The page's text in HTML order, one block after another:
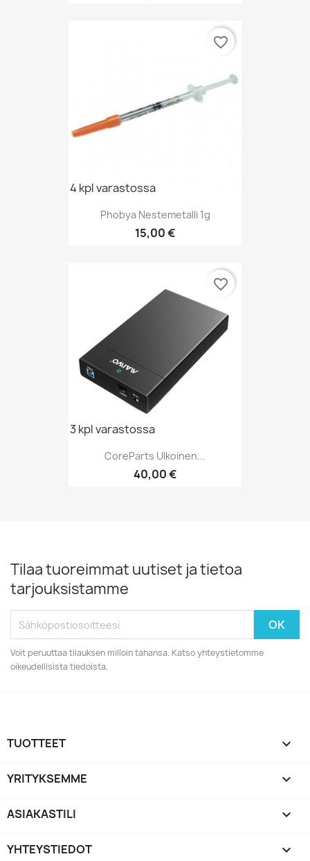
4 kpl varastossa
Phobya Nestemetalli 1g
Hinta
15,00 €
favorite_border
3 kpl varastossa
CoreParts Ulkoinen...
Hinta
40,00 €
favorite_border
Tilaa tuoreimmat uutiset ja tietoa
tarjouksistamme
Voit peruuttaa tilauksen milloin tahansa. Katso yhteystietomme
oikeudellisista tiedoista.
TUOTTEET 
YRITYKSEMME 
ASIAKASTILI 
YHTEYSTIEDOT keyboard_arrow_down